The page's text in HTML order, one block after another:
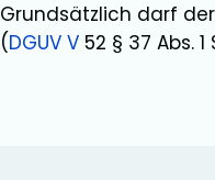
Grundsätzlich darf
(DGUV V 52 § 37 Abs. 1